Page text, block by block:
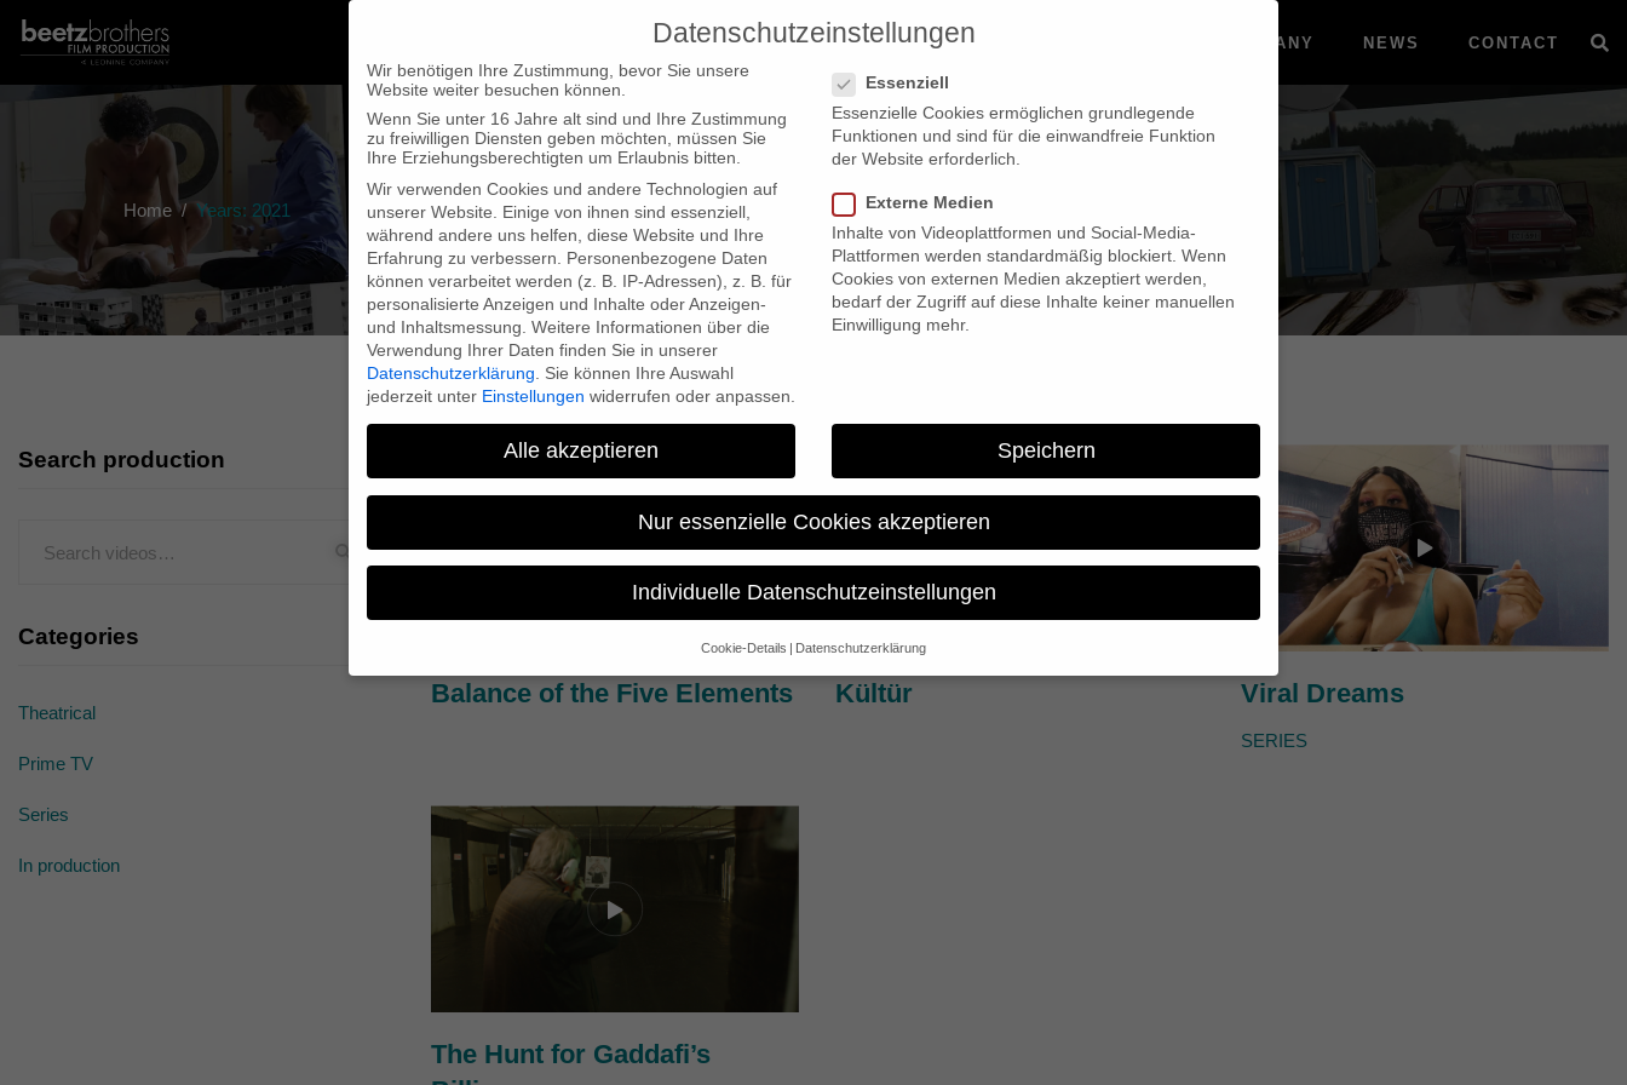
PRODUCTIONS COMPANY NEWS CONTACT
Home Years: 2021
Balance of the Five Elements Kültür Viral Dreams
SERIES
The Hunt for Gaddafi’s
Search production
Categories
Theatrical
Prime TV
Series
In production
Datenschutzeinstellungen
Wir benötigen Ihre Zustimmung, bevor Sie unsere
Website weiter besuchen können.
Wenn Sie unter 16 Jahre alt sind und Ihre Zustimmung
zu freiwilligen Diensten geben möchten, müssen Sie
Ihre Erziehungsberechtigten um Erlaubnis bitten.
Wir verwenden Cookies und andere Technologien auf
unserer Website. Einige von ihnen sind essenziell,
während andere uns helfen, diese Website und Ihre
Erfahrung zu verbessern.
Personenbezogene Daten
können verarbeitet werden (z. B. IP-Adressen), z. B. für
personalisierte Anzeigen und Inhalte oder Anzeigen-
und Inhaltsmessung. Weitere Informationen über die
Verwendung Ihrer Daten finden Sie in unserer
Datenschutzerklärung
Sie können Ihre Auswahl
jederzeit unter Einstellungen widerrufen oder anpassen.
Essenziell
Essenzielle Cookies ermöglichen grundlegende
Funktionen und sind für die einwandfreie Funktion
der Website erforderlich.
Externe Medien
Inhalte von Videoplattformen und Social-Media-
Plattformen werden standardmäßig blockiert. Wenn
Cookies von externen Medien akzeptiert werden,
bedarf der Zugriff auf diese Inhalte keiner manuellen
Einwilligung mehr.
Alle akzeptieren Speichern
Nur essenzielle Cookies akzeptieren
Individuelle Datenschutzeinstellungen
Cookie-Details Datenschutzerklärung
Datenschutzeinstellungen
werden (z. B. IP-Adressen), z. B. für personalisierte Anzeigen und Inhalte oder Anzeigen- und Inhaltsmessung.
Weitere Informationen über die Verwendung Ihrer Daten finden Sie in unserer
Hier finden Sie eine Übersicht über alle verwendeten Cookies. Sie können Ihre Einwilligung zu ganzen Kategorien
geben oder sich weitere Informationen anzeigen lassen und so nur bestimmte Cookies auswählen.
Alle akzeptieren Speichern
Cookie-Informationen anzeigen